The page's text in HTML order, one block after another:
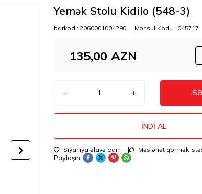
Yemək Stolu Kidilo (548-3)
barkod : 2060001004290 Məhsul Kodu : 045717
135,00 AZN
İNDI AL
Siyahıya əlavə edin Məsləhət görmək
Paylaşın